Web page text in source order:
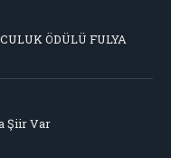
ÖDÜLÜ FULYA
Şiir Var